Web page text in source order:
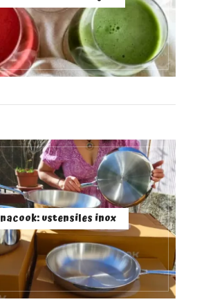
ustensiles inox